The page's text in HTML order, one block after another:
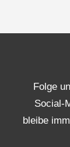
Folge
Social-
bleibe